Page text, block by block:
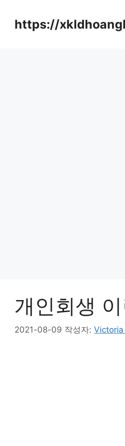
https://
개인회생
2021-08-09 작성자: